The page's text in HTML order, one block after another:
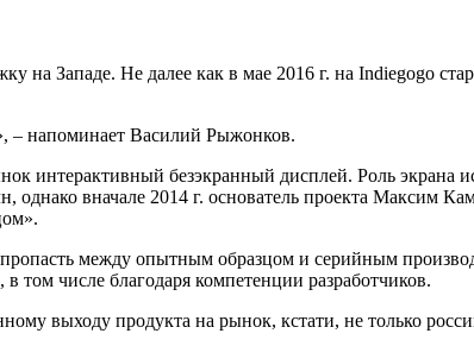
Западе. Не далее как в мае 2016 г. на Indiegogo
– напоминает Василий Рыжонков.
интерактивный безэкранный дисплей. Роль экрана
вначале 2014 г. основатель проекта Максим
между опытным образцом и серийным
том числе благодаря компетенции разработчиков.
выходу продукта на рынок, кстати, не только